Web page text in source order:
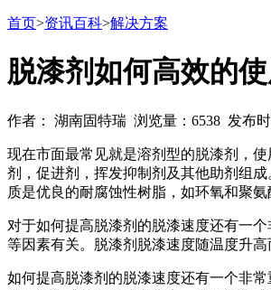
首页>资讯百科>解决方案
脱漆剂如何高效的使
作者： 湖南固特瑞 浏览量：6538 发布时
现在市面最常见就是溶剂型的脱漆剂，
剂，促进剂，挥发抑制剂及其他助剂组
质是优良的耐腐蚀性树脂，如环氧和聚
对于如何提高脱漆剂的脱漆速度还有一
等因素有关。脱漆剂脱漆速度随温度升
如何提高脱漆剂的脱漆速度还有一个非